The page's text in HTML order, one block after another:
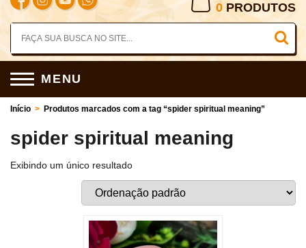
0 PRODUTOS
MENU
Início > Produtos marcados com a tag “spider spiritual meaning”
spider spiritual meaning
Exibindo um único resultado